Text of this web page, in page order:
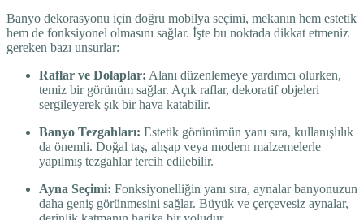
Banyo dekorasyonu için doğru mobilya seçimi, mekanın hem estetik
hem de fonksiyonel olmasını sağlar. İşte bu noktada dikkat etmeniz
gereken bazı unsurlar:
Raflar ve Dolaplar: Alanı düzenlemeye yardımcı olurken,
temiz bir görünüm sağlar. Açık raflar, dekoratif objeleri
sergileyerek şık bir hava katabilir.
Banyo Tezgahları: Estetik görünümün yanı sıra, kullanışlılık
da önemli. Doğal taş, ahşap veya modern malzemelerle
yapılmış tezgahlar tercih edilebilir.
Ayna Seçimi: Fonksiyonelliğin yanı sıra, aynalar banyonuzun
daha geniş görünmesini sağlar. Büyük ve çerçevesiz aynalar,